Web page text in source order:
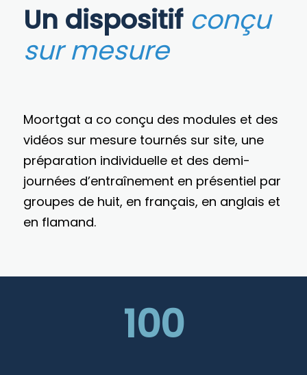
Un dispositif conçu
sur mesure
Moortgat a co conçu des modules et des
vidéos sur mesure tournés sur site, une
préparation individuelle et des demi-
journées d’entraînement en présentiel par
groupes de huit, en français, en anglais et
en flamand.
100